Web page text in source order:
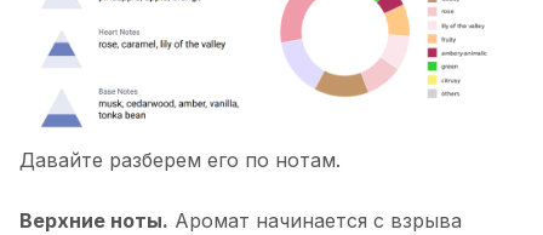
Давайте разберем его по нотам.
Верхние ноты. Аромат начинается с взрыва